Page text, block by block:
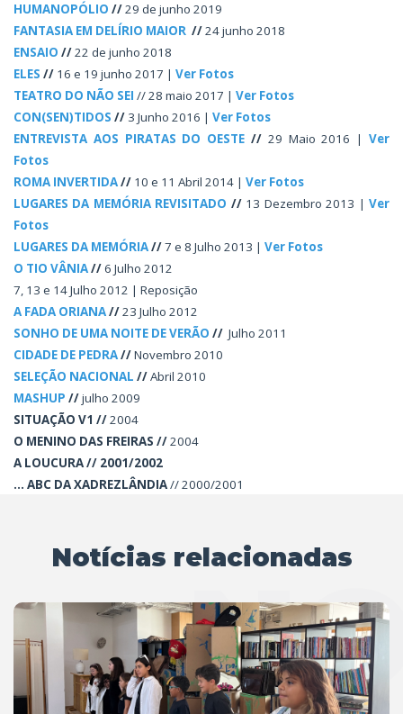
HUMANOPÓLIO //29 de junho 2019
FANTASIA EM DELÍRIO MAIOR //24 junho 2018
ENSAIO //22 de junho 2018
ELES // 16 e 19 junho 2017 | Ver Fotos
TEATRO DO NÃO SEI // 28 maio 2017 | Ver Fotos
CON(SEN)TIDOS // 3 Junho 2016 | Ver Fotos
ENTREVISTA AOS PIRATAS DO OESTE // 29 Maio 2016 | Ver
Fotos
ROMA INVERTIDA// 10 e 11 Abril 2014 | Ver Fotos
LUGARES DA MEMÓRIA REVISITADO // 13 Dezembro 2013 |Ver
Fotos
LUGARES DA MEMÓRIA//7 e 8 Julho 2013 | Ver Fotos
O TIO VÂNIA// 6 Julho 2012
7, 13 e 14 Julho 2012 | Reposição
A FADA ORIANA//23 Julho 2012
SONHO DE UMA NOITE DE VERÃO // Julho 2011
CIDADE DE PEDRA//Novembro 2010
SELEÇÃO NACIONAL //Abril 2010
MASHUP //julho 2009
SITUAÇÃO V1 //2004
O MENINO DAS FREIRAS //2004
A LOUCURA // 2001/2002
... ABC DA XADREZLÂNDIA// 2000/2001
Notícias relacionadas